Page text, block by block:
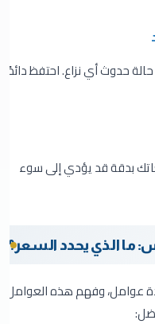
حدوث أي نزاع. احتفظ دائمًا
بدقة قد يؤدي إلى سوء
ما الذي يحدد السعر؟
عوامل، وفهم هذه العوامل